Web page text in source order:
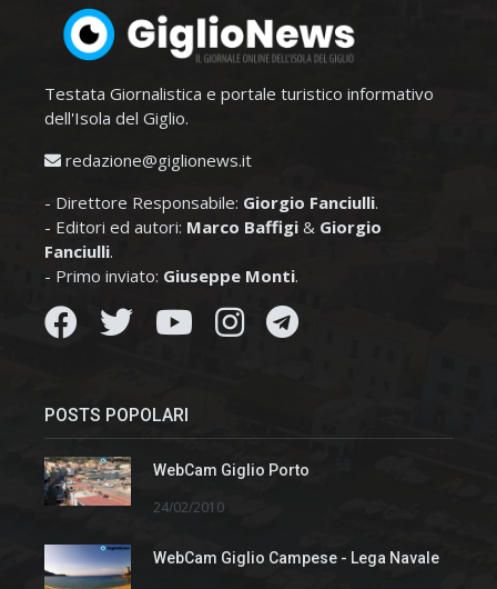
Testata Giornalistica e portale turistico informativo
dell'Isola del Giglio.
redazione@giglionews.it
- Direttore Responsabile: Giorgio Fanciulli.
- Editori ed autori: Marco Baffigi & Giorgio
Fanciulli.
- Primo inviato: Giuseppe Monti.
POSTS POPOLARI
WebCam Giglio Porto
24/02/2010
WebCam Giglio Campese - Lega Navale